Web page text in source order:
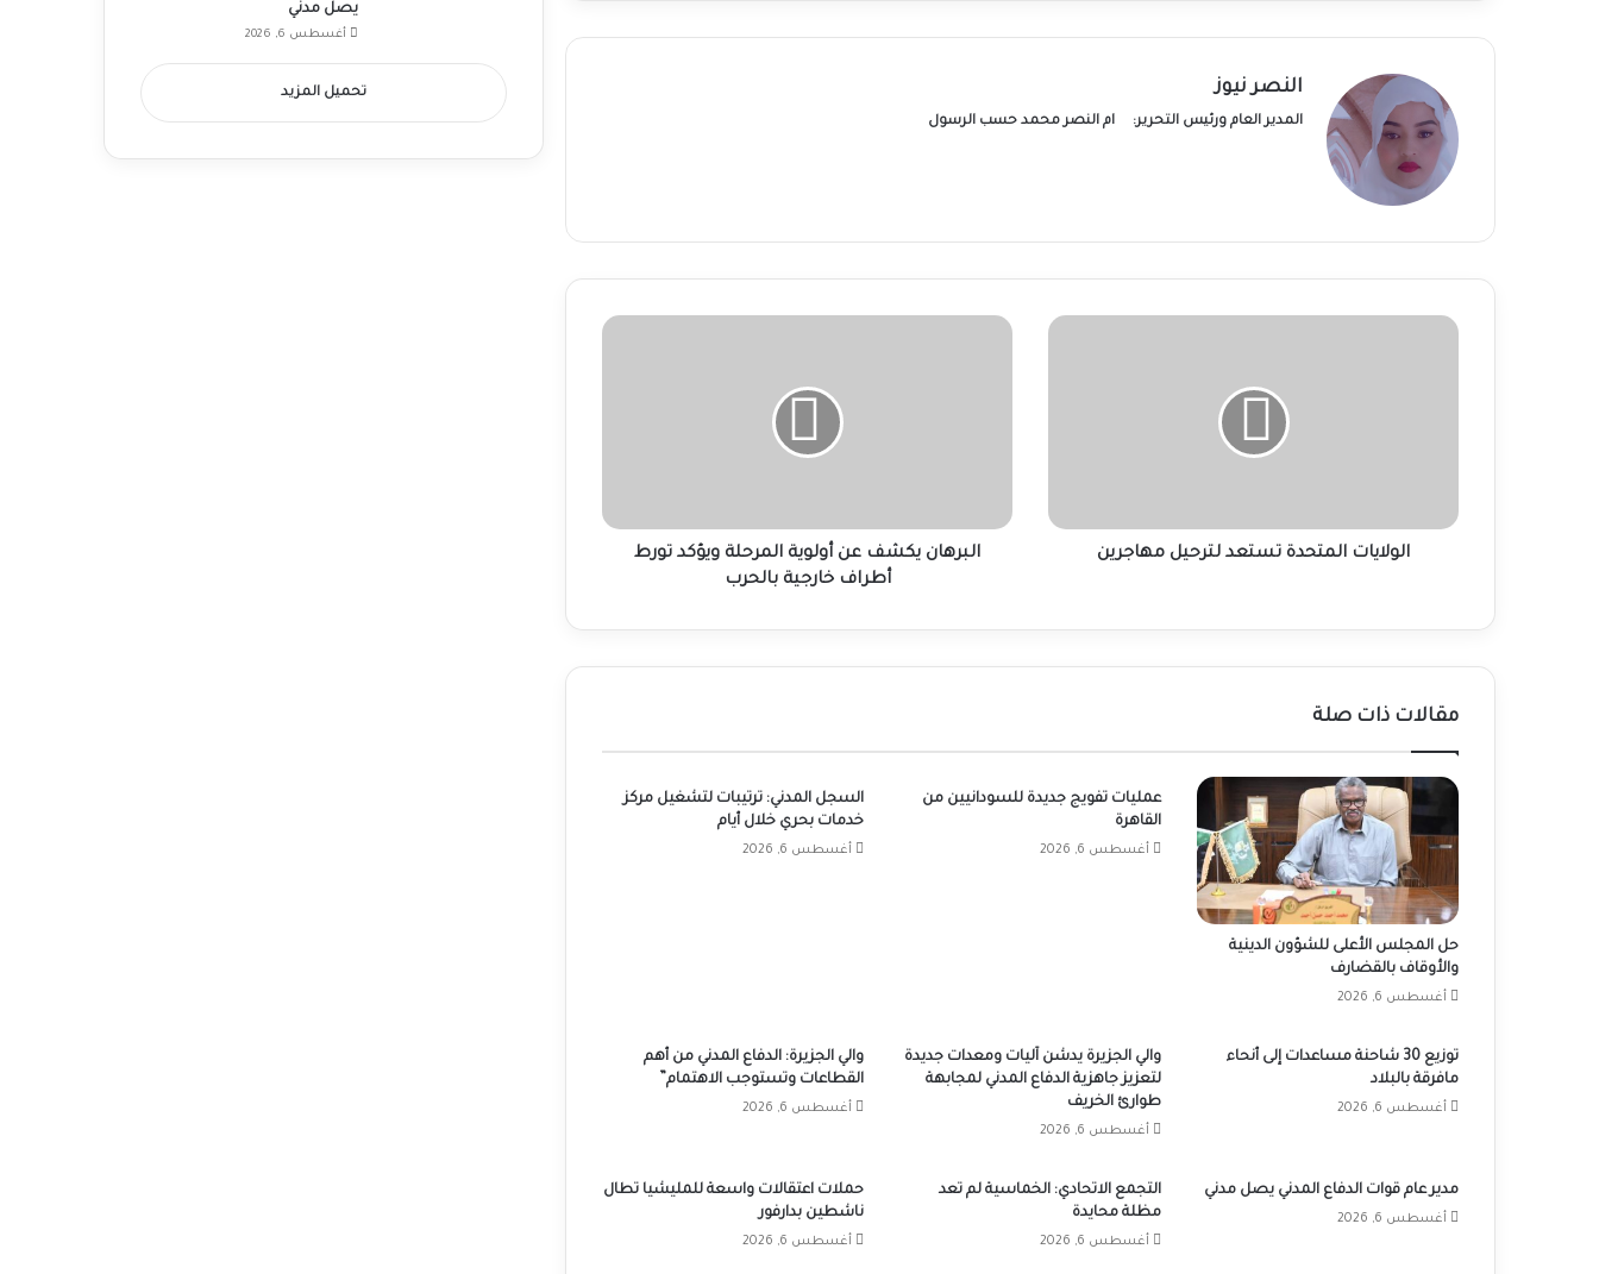
النصر نيوز
المدير العام ورئيس التحرير: ام النصر محمد حسب الرسول
الولايات
الولايات المتحدة تستعد لترحيل مهاجرين
البرهان
خارجية
بالحربالبرهان يكشف عن أولوية المرحلة ويؤكد تورط
أطراف خارجية بالحرب
مقالات ذات صلة
حل المجلس الأعلى للشؤون الدينية
والأوقاف بالقضارف
أغسطس 6, 2026
عمليات تفويج جديدة للسودانيين من
القاهرة
أغسطس 6, 2026
السجل المدني: ترتيبات لتشغيل مركز
خدمات بحري خلال أيام
أغسطس 6, 2026
توزيع 30 شاحنة مساعدات إلى أنحاء
مافرقة بالبلاد
أغسطس 6, 2026
والي الجزيرة يدشن آليات ومعدات جديدة
لتعزيز جاهزية الدفاع المدني لمجابهة
طوارئ الخريف
أغسطس 6, 2026
والي الجزيرة: الدفاع المدني من أهم
القطاعات وتستوجب الاهتمام”
أغسطس 6, 2026
مدير عام قوات الدفاع المدني يصل مدني
أغسطس 6, 2026
التجمع الاتحادي: الخماسية لم تعد
مظلة محايدة
أغسطس 6, 2026
حملات اعتقالات واسعة للمليشيا تطال
ناشطين بدارفور
أغسطس 6, 2026
يصل مدني
أغسطس 6, 2026
تحميل المزيد